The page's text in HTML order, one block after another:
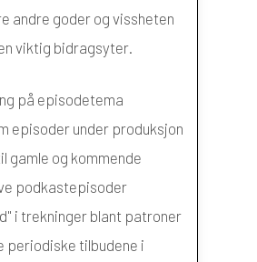
andre goder og vissheten
viktig bidragsyter.
på episodetema
episoder under produksjon
gamle og kommende
podkastepisoder
i trekninger blant patroner
periodiske tilbudene i